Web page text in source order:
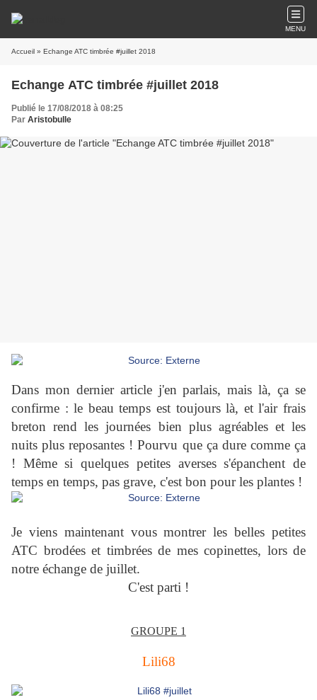
MENU
Accueil » Echange ATC timbrée #juillet 2018
Echange ATC timbrée #juillet 2018
Publié le 17/08/2018 à 08:25
Par Aristobulle
Dans mon dernier article j'en parlais, mais là, ça se
confirme : le beau temps est toujours là, et l'air frais
breton rend les journées bien plus agréables et les
nuits plus reposantes ! Pourvu que ça dure comme ça
! Même si quelques petites averses s'épanchent de
temps en temps, pas grave, c'est bon pour les plantes !
Je viens maintenant vous montrer les belles petites
ATC brodées et timbrées de mes copinettes, lors de
notre échange de juillet.
C'est parti !
GROUPE 1
Lili68